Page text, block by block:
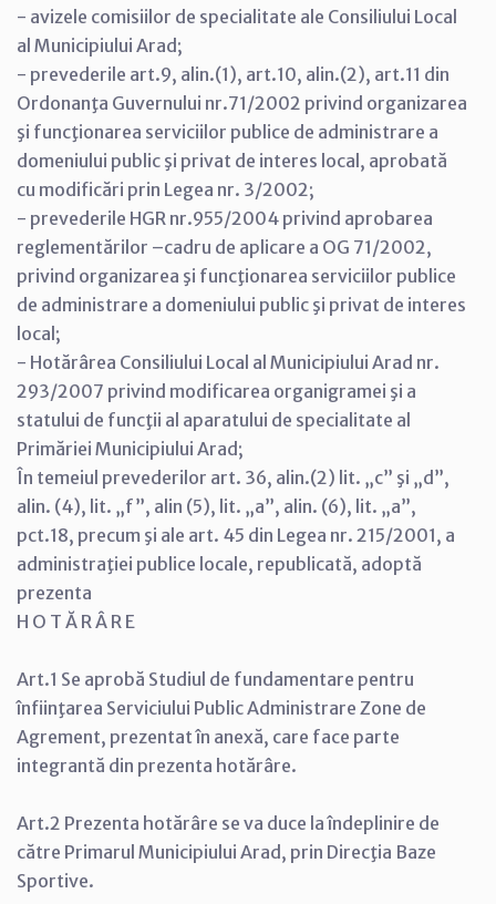
- avizele comisiilor de specialitate ale Consiliului Local
al Municipiului Arad;
- prevederile art.9, alin.(1), art.10, alin.(2), art.11 din
Ordonanţa Guvernului nr.71/2002 privind organizarea
şi funcţionarea serviciilor publice de administrare a
domeniului public şi privat de interes local, aprobată
cu modificări prin Legea nr. 3/2002;
- prevederile HGR nr.955/2004 privind aprobarea
reglementărilor –cadru de aplicare a OG 71/2002,
privind organizarea şi funcţionarea serviciilor publice
de administrare a domeniului public şi privat de interes
local;
- Hotărârea Consiliului Local al Municipiului Arad nr.
293/2007 privind modificarea organigramei şi a
statului de funcţii al aparatului de specialitate al
Primăriei Municipiului Arad;
În temeiul prevederilor art. 36, alin.(2) lit. „c” şi „d”,
alin. (4), lit. „f”, alin (5), lit. „a”, alin. (6), lit. „a”,
pct.18, precum şi ale art. 45 din Legea nr. 215/2001, a
administraţiei publice locale, republicată, adoptă
prezenta
H O T Ă R Â R E
Art.1 Se aprobă Studiul de fundamentare pentru
înfiinţarea Serviciului Public Administrare Zone de
Agrement, prezentat în anexă, care face parte
integrantă din prezenta hotărâre.
Art.2 Prezenta hotărâre se va duce la îndeplinire de
către Primarul Municipiului Arad, prin Direcţia Baze
Sportive.